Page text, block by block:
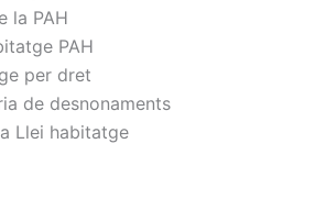
la PAH
PAH
per dret
de desnonaments
Llei habitatge